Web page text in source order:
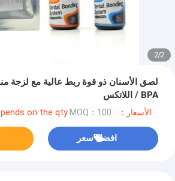
2
/
2
لصق الأسنان ذو قوة ربط عالية مع لزجة
BPA / اللاتكس
الأسعار：depends on the qty MOQ：100
افضل سعر